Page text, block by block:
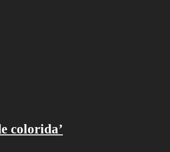
colorida’